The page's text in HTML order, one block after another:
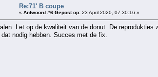
Re:71' B coupe
« Antwoord #6 Gepost op: 23 April 2020, 07:30:16 »
Let op de kwaliteit van de donut. De
nodig hebben. Succes met de fix.